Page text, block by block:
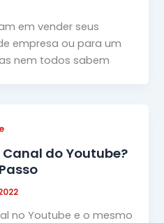
em vender seus
empresa ou para um
nem todos sabem
Canal do Youtube?
no Youtube e o mesmo